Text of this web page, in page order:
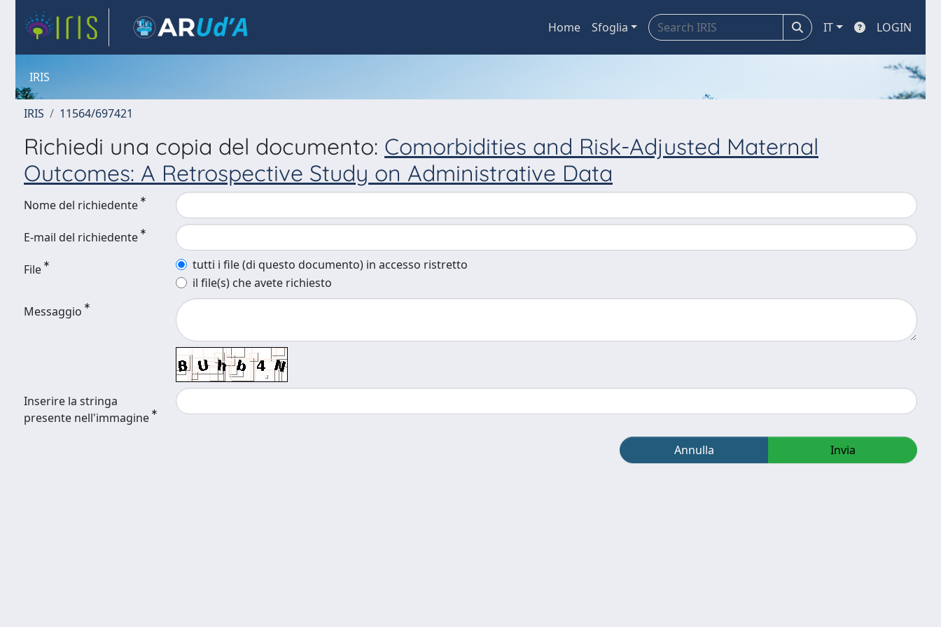
Home Sfoglia IT LOGIN
IRIS
IRIS 11564/697421
Richiedi una copia del documento: Comorbidities and Risk-Adjusted Maternal
Outcomes: A Retrospective Study on Administrative Data
Nome del richiedente
E-mail del richiedente
File
tutti i file (di questo documento) in accesso ristretto
il file(s) che avete richiesto
Messaggio
Inserire la stringa
presente nell'immagine
Annulla Invia